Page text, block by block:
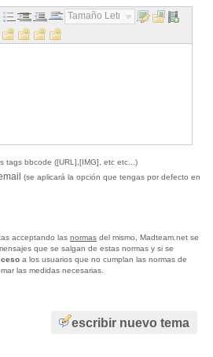
Tamaño Letra...
tags bbcode ([URL],[IMG], etc etc...)
(se aplicará la opción que tengas por defecto en
acceptando las normas del mismo, Madteam.net se
que se salgan de estas normas y si se
a los usuarios que no cumplan las normas de
las medidas necesarias.
escribir nuevo tema